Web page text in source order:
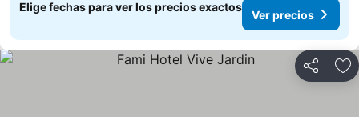
Elige fechas para ver los precios exactos
Ver precios
Compartir